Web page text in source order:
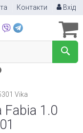
Контакти Вхід
Vika
1.0